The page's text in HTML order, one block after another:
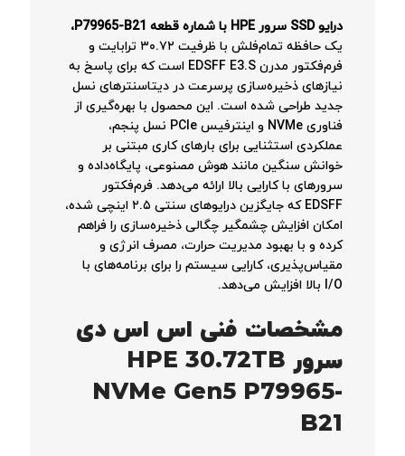
درایو SSD سرور HPE با شماره قطعه P79965-B21،
یک حافظه تمام‌فلش با ظرفیت ۳۰.۷۲ ترابایت و
فرم‌فکتور مدرن EDSFF E3.S است که برای پاسخ به
نیازهای ذخیره‌سازی پرسرعت در دیتاسنترهای نسل
جدید طراحی شده است. این محصول با بهره‌گیری از
فناوری NVMe و اینترفیس PCIe نسل پنجم،
عملکردی استثنایی برای بارهای کاری مبتنی بر
خوانش سنگین مانند هوش مصنوعی، پایگاه‌داده و
سرورهای با کارایی بالا ارائه می‌دهد. فرم‌فکتور
EDSFF که جایگزین درایوهای سنتی ۲.۵ اینچی شده،
امکان افزایش چشمگیر چگالی ذخیره‌سازی را فراهم
کرده و با بهبود مدیریت حرارت، مصرف انرژی و
مقیاس‌پذیری، کارایی سیستم را برای برنامه‌های با
I/O بالا افزایش می‌دهد
.
مشخصات فنی اس اس دی
سرور HPE 30.72TB
NVMe Gen5 P79965-
B21